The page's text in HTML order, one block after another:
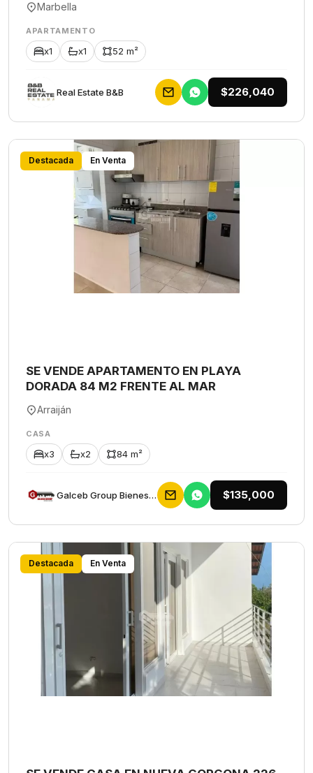
Marbella
APARTAMENTO
x1 x1 52 m²
Rеаl Еstаtе В&В $226,040
Destacada En Venta
SE VENDE APARTAMENTO EN PLAYA
DORADA 84 M2 FRENTE AL MAR
Arraiján
CASA
x3 x2 84 m²
Galceb Group Bienes Raices $135,000
Destacada En Venta